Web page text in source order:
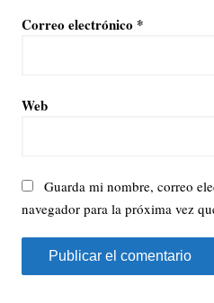
Correo electrónico *
Web
Guarda mi nombre, correo
navegador para la próxima vez